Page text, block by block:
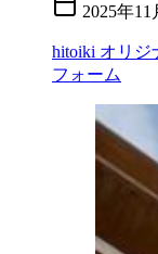
2025年11
hitoiki オリジ
フォーム